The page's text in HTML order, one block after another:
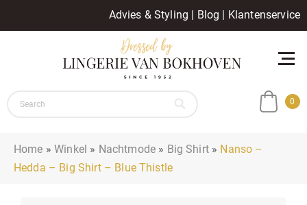
Advies & Styling | Blog | Klantenservice
0
Home »Winkel » Nachtmode » Big Shirt» Nanso –
Hedda – Big Shirt – Blue Thistle